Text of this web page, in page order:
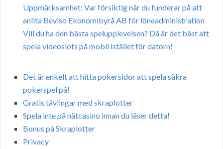
Uppmärksamhet: Var försiktig när du funderar på att
anlita Beviso Ekonomibyrå AB för löneadministration
Vill du ha den bästa spelupplevelsen? Då är det bäst att
spela videoslots på mobil istället för datorn!
Det är enkelt att hitta pokersidor att spela säkra
pokerspel på!
Gratis tävlingar med skraplotter
Spela inte på nätcasino innan du läser detta!
Bonus på Skraplotter
Privacy